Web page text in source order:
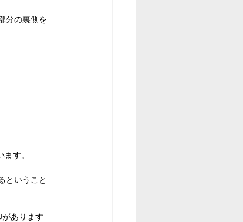
分の裏側を
す。
ということ
があります